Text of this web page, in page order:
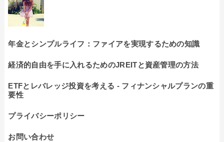
年金とシンプルライフ：ファイアを実現するための知識
経済的自由を手に入れるためのJREITと資産管理の方法
ETFとレバレッジ投資を考える - フィナンシャルプランの重
要性
プライバシーポリシー
お問い合わせ